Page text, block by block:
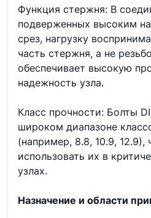
Функция стержня: В
подверженных высоким
срез, нагрузку
часть стержня, а не
обеспечивает высокую
надежность узла.
Класс прочности: Болты
широком диапазоне
(например, 8.8, 10.9, 12.9),
использовать их в
узлах.
Назначение и области